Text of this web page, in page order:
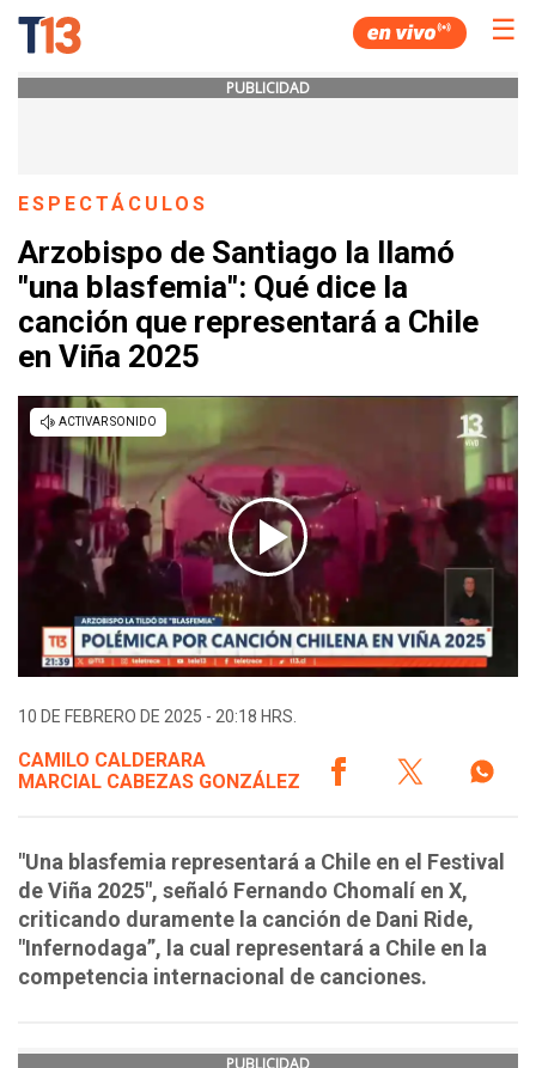
☰
PUBLICIDAD
ESPECTÁCULOS
Arzobispo de Santiago la llamó
"una blasfemia": Qué dice la
canción que representará a Chile
en Viña 2025
10 DE FEBRERO DE 2025 - 20:18 HRS.
CAMILO CALDERARA
MARCIAL CABEZAS GONZÁLEZ
"Una blasfemia representará a Chile en el Festival
de Viña 2025", señaló Fernando Chomalí en X,
criticando duramente la canción de Dani Ride,
"Infernodaga”, la cual representará a Chile en la
competencia internacional de canciones.
PUBLICIDAD